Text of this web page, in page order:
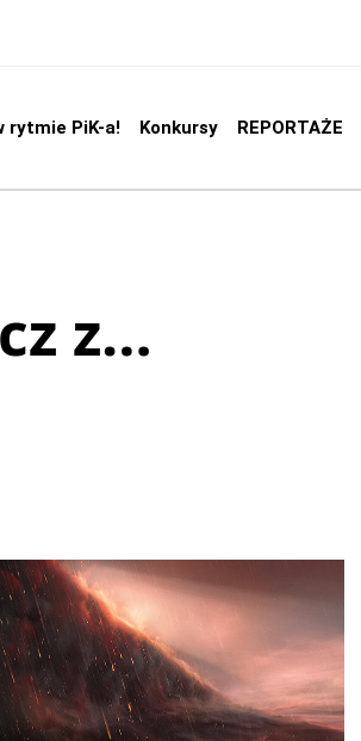
rytmie PiK-a! Konkursy REPORTAŻE
z…